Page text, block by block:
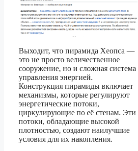
Выходит, что пирамида Хеопса —
это не просто величественное
сооружение, но и сложная система
управления энергией.
Конструкция пирамиды включает
механизмы, которые регулируют
энергетические потоки,
циркулирующие по её стенам. Эти
потоки, обладающие высокой
плотностью, создают наилучшие
условия для их накопления.